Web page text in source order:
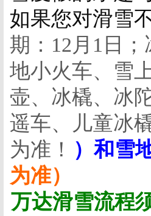
如果您对滑雪
期： 12 月 1 日
地小火车、雪
壶、冰橇、冰
遥车、儿童冰
为准！ ）和雪
为准）
万达滑雪流程